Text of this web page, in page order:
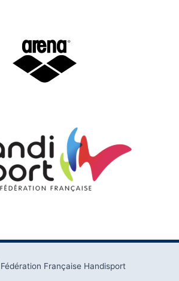
| Fédération Française Handisport